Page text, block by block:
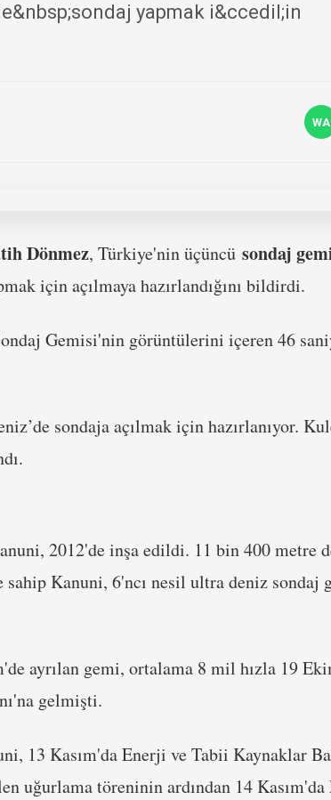
yapmak i&ccedil;in
WA
Dönmez, Türkiye'nin üçüncü sondaj
için açılmaya hazırlandığını bildirdi.
Gemisi'nin görüntülerini içeren 46
sondaja açılmak için hazırlanıyor.
2012'de inşa edildi. 11 bin 400 metre
Kanuni, 6'ncı nesil ultra deniz sondaj
ayrılan gemi, ortalama 8 mil hızla 19
gelmişti.
13 Kasım'da Enerji ve Tabii Kaynaklar
uğurlama töreninin ardından 14